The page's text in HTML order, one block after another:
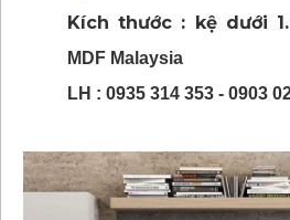
Kích thước : kệ dưới
MDF Malaysia
LH : 0935 314 353 - 0903